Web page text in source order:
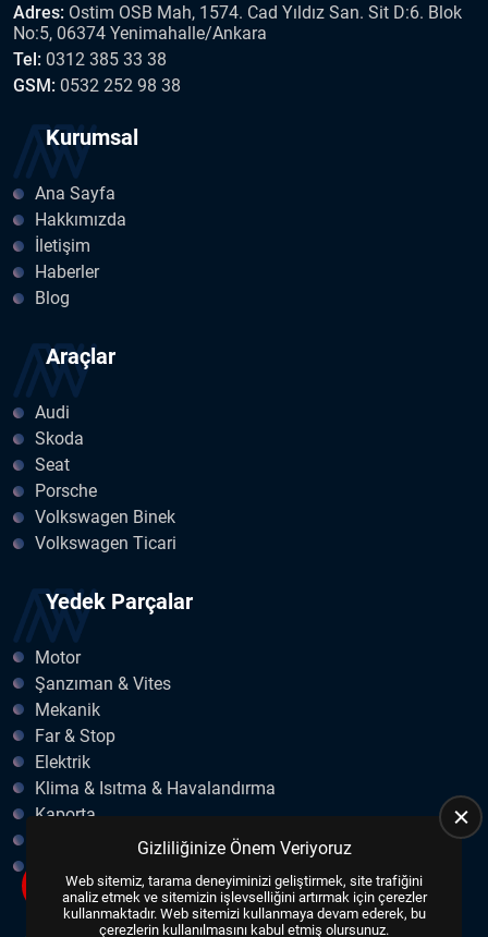
Adres: Ostim OSB Mah, 1574. Cad Yıldız San. Sit D:6. Blok
No:5, 06374 Yenimahalle/Ankara
Tel: 0312 385 33 38
GSM: 0532 252 98 38
Kurumsal
Ana Sayfa
Hakkımızda
İletişim
Haberler
Blog
Araçlar
Audi
Skoda
Seat
Porsche
Volkswagen Binek
Volkswagen Ticari
Yedek Parçalar
Motor
Şanzıman & Vites
Mekanik
Far & Stop
Elektrik
Klima & Isıtma & Havalandırma
Kaporta
Gizliliğinize Önem Veriyoruz
Web sitemiz, tarama deneyiminizi geliştirmek, site trafiğini
analiz etmek ve sitemizin işlevselliğini artırmak için çerezler
kullanmaktadır. Web sitemizi kullanmaya devam ederek, bu
çerezlerin kullanılmasını kabul etmiş olursunuz.